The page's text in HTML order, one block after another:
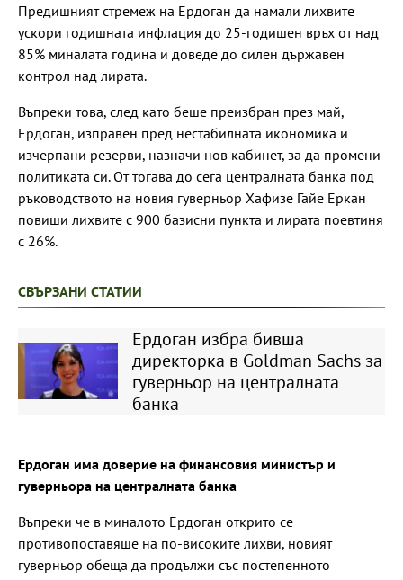
Предишният стремеж на Ердоган да намали лихвите
ускори годишната инфлация до 25-годишен връх от над
85% миналата година и доведе до силен държавен
контрол над лирата.
Въпреки това, след като беше преизбран през май,
Ердоган, изправен пред нестабилната икономика и
изчерпани резерви, назначи нов кабинет, за да промени
политиката си. От тогава до сега централната банка под
ръководството на новия гуверньор Хафизе Гайе Еркан
повиши лихвите с 900 базисни пункта и лирата поевтиня
с 26%.
СВЪРЗАНИ СТАТИИ
Ердоган избра бивша
директорка в Goldman Sachs за
гуверньор на централната
банка
Ердоган има доверие на финансовия министър и
гуверньора на централната банка
Въпреки че в миналото Ердоган открито се
противопоставяше на по-високите лихви, новият
гуверньор обеща да продължи със постепенното